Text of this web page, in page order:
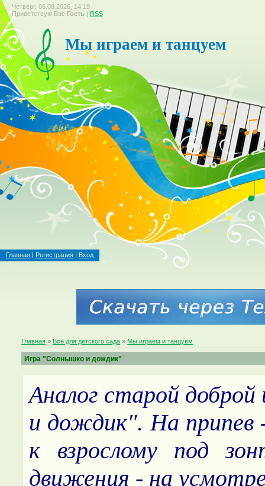
Четверг, 06.08.2026, 14:19
Приветствую Вас Гость | RSS
Мы играем и танцуем
Главная | Регистрация | Вход
Главная » Всё для детского сада » Мы играем и танцуем
Игра "Солнышко и дождик"
Аналог старой
и дождик". На припев
к взрослому под
движения - на